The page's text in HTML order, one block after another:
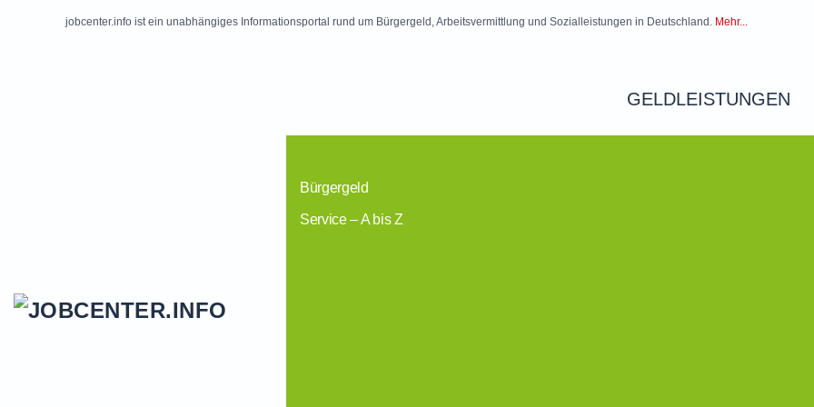
jobcenter.info ist ein unabhängiges Informationsportal rund um Bürgergeld, Arbeitsvermittlung und Sozialleistungen in Deutschland. Mehr...
GELDLEISTUNGEN
Bürgergeld
Service – A bis Z